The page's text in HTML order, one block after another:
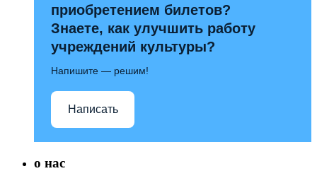
приобретением билетов?
Знаете, как улучшить работу
учреждений культуры?
Напишите — решим!
Написать
о нас